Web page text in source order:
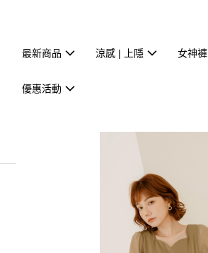
最新商品 涼感 | 上隱 女神褲
優惠活動